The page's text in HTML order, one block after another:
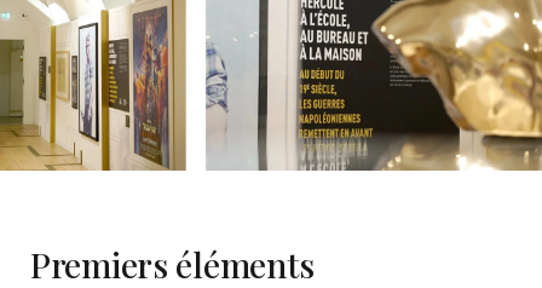
Premiers éléments